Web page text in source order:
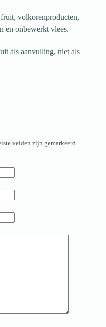
volkorenproducten,
en onbewerkt vlees.
als aanvulling, niet als
velden zijn gemarkeerd